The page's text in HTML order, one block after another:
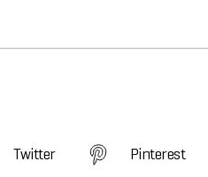
Twitter Pinterest